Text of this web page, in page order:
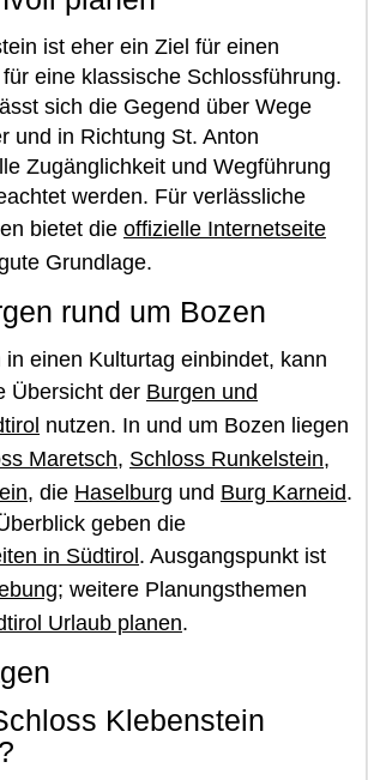
ist eher ein Ziel für einen
eine klassische Schlossführung.
sich die Gegend über Wege
und in Richtung St. Anton
Zugänglichkeit und Wegführung
werden. Für verlässliche
bietet die offizielle Internetseite
Grundlage.
rund um Bozen
einen Kulturtag einbindet, kann
Übersicht der Burgen und
nutzen. In und um Bozen liegen
Maretsch, Schloss Runkelstein,
, die Haselburg und Burg Karneid.
geben die
in Südtirol. Ausgangspunkt ist
; weitere Planungsthemen
Urlaub planen.
Klebenstein